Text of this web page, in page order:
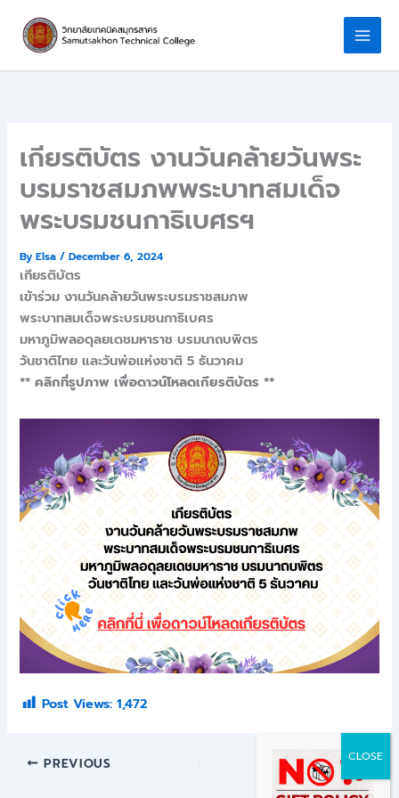
content
เกียรติบัตร งานวันคล้ายวันพระ
บรมราชสมภพพระบาทสมเด็จ
พระบรมชนกาธิเบศรฯ
ByElsa/December 6, 2024
เกียรติบัตร
เข้าร่วม งานวันคล้ายวันพระบรมราชสมภพ
พระบาทสมเด็จพระบรมชนกาธิเบศร
มหาภูมิพลอดุลยเดชมหาราช บรมนาถบพิตร
วันชาติไทย และวันพ่อแห่งชาติ 5 ธันวาคม
** คลิกที่รูปภาพ เพื่อดาวน์โหลดเกียรติบัตร **
Post Views: 1,472
PREVIOUS NEXT